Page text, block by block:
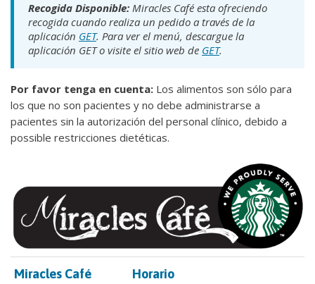
Recogida Disponible: Miracles Café esta ofreciendo
recogida cuando realiza un pedido a través de la
aplicación GET. Para ver el menú, descargue la
aplicación GET o visite el sitio web de GET.
Por favor tenga en cuenta: Los alimentos son sólo para
los que no son pacientes y no debe administrarse a
pacientes sin la autorización del personal clínico, debido a
possible restricciones dietéticas.
Miracles Café Horario